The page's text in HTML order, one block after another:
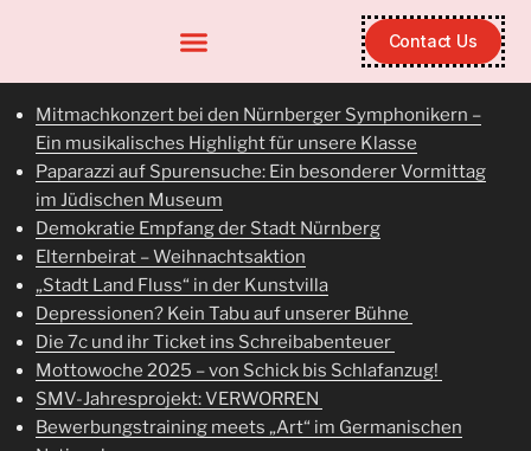
Contact Us
Mitmachkonzert bei den Nürnberger Symphonikern –
Ein musikalisches Highlight für unsere Klasse
Paparazzi auf Spurensuche: Ein besonderer Vormittag
im Jüdischen Museum
Demokratie Empfang der Stadt Nürnberg
Elternbeirat – Weihnachtsaktion
„Stadt Land Fluss“ in der Kunstvilla
Depressionen? Kein Tabu auf unserer Bühne
Die 7c und ihr Ticket ins Schreibabenteuer
Mottowoche 2025 – von Schick bis Schlafanzug!
SMV-Jahresprojekt: VERWORREN
Bewerbungstraining meets „Art“ im Germanischen